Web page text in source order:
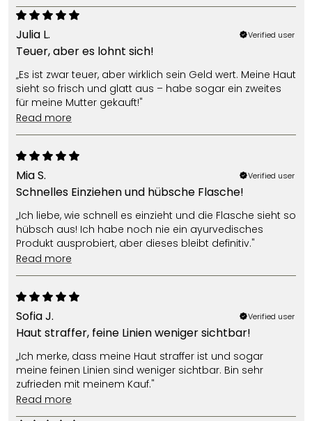
Julia L. Verified user
Teuer, aber es lohnt sich!
„Es ist zwar teuer, aber wirklich sein Geld wert. Meine Haut
sieht so frisch und glatt aus – habe sogar ein zweites
für meine Mutter gekauft!"
read more
Mia S. Verified user
Schnelles Einziehen und hübsche Flasche!
„Ich liebe, wie schnell es einzieht und die Flasche sieht so
hübsch aus! Ich habe noch nie ein ayurvedisches
Produkt ausprobiert, aber dieses bleibt definitiv."
read more
Sofia J. Verified user
Haut straffer, feine Linien weniger sichtbar!
„Ich merke, dass meine Haut straffer ist und sogar
meine feinen Linien sind weniger sichtbar. Bin sehr
zufrieden mit meinem Kauf."
read more